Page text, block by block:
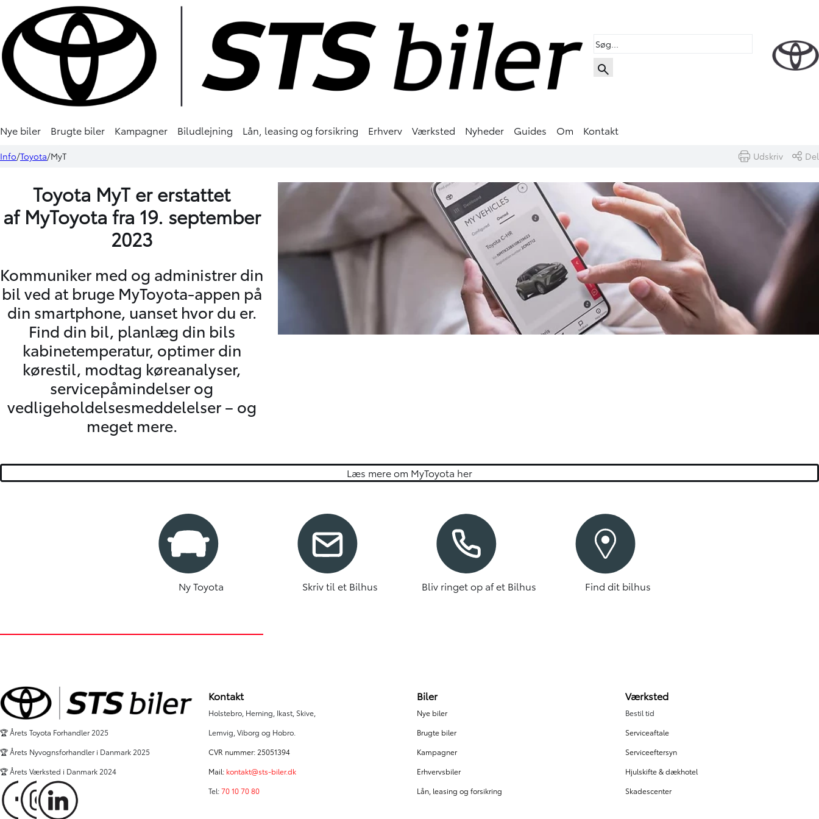
Nye biler Brugte biler Kampagner Biludlejning Lån, leasing og forsikring Erhverv Værksted Nyheder Guides Om Kontakt
Info Toyota MyT Udskriv Del
Toyota MyT er erstattet
af MyToyota fra 19. september
2023
Kommuniker med og administrer din
bil ved at bruge MyToyota-appen på
din smartphone, uanset hvor du er.
Find din bil, planlæg din bils
kabinetemperatur, optimer din
kørestil, modtag køreanalyser,
servicepåmindelser og
vedligeholdelsesmeddelelser – og
meget mere.
Læs mere om MyToyota her
Ny Toyota Skriv til et Bilhus Bliv ringet op af et Bilhus Find dit bilhus
🏆 Årets Toyota Forhandler 2025
🏆 Årets Nyvognsforhandler i Danmark 2025
🏆 Årets Værksted i Danmark 2024
Kontakt
Holstebro, Herning, Ikast, Skive,
Lemvig, Viborg og Hobro.
CVR nummer: 25051394
Mail: kontakt@sts-biler.dk
Tel:70 10 70 80
Biler
Nye biler
Brugte biler
Kampagner
Erhvervsbiler
Lån, leasing og forsikring
Værksted
Bestil tid
Serviceaftale
Serviceeftersyn
Hjulskifte & dækhotel
Skadescenter